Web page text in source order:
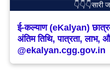
👇👇👇सारी
ई-कल्याण (eKalyan)
अंतिम तिथि, पात्रता, लाभ,
@ekalyan.cgg.gov.in